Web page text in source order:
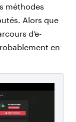
méthodes
Alors que
d’e-
en